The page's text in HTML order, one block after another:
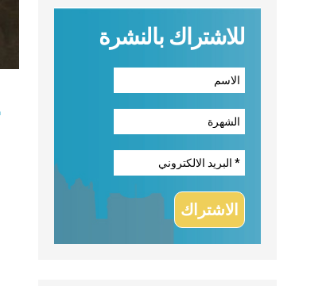
للاشتراك بالنشرة